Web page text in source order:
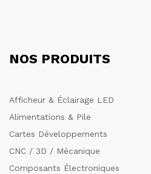
NOS PRODUITS
Afficheur & Éclairage LED
Alimentations & Pile
Cartes Développements
CNC / 3D / Mécanique
Composants Électroniques